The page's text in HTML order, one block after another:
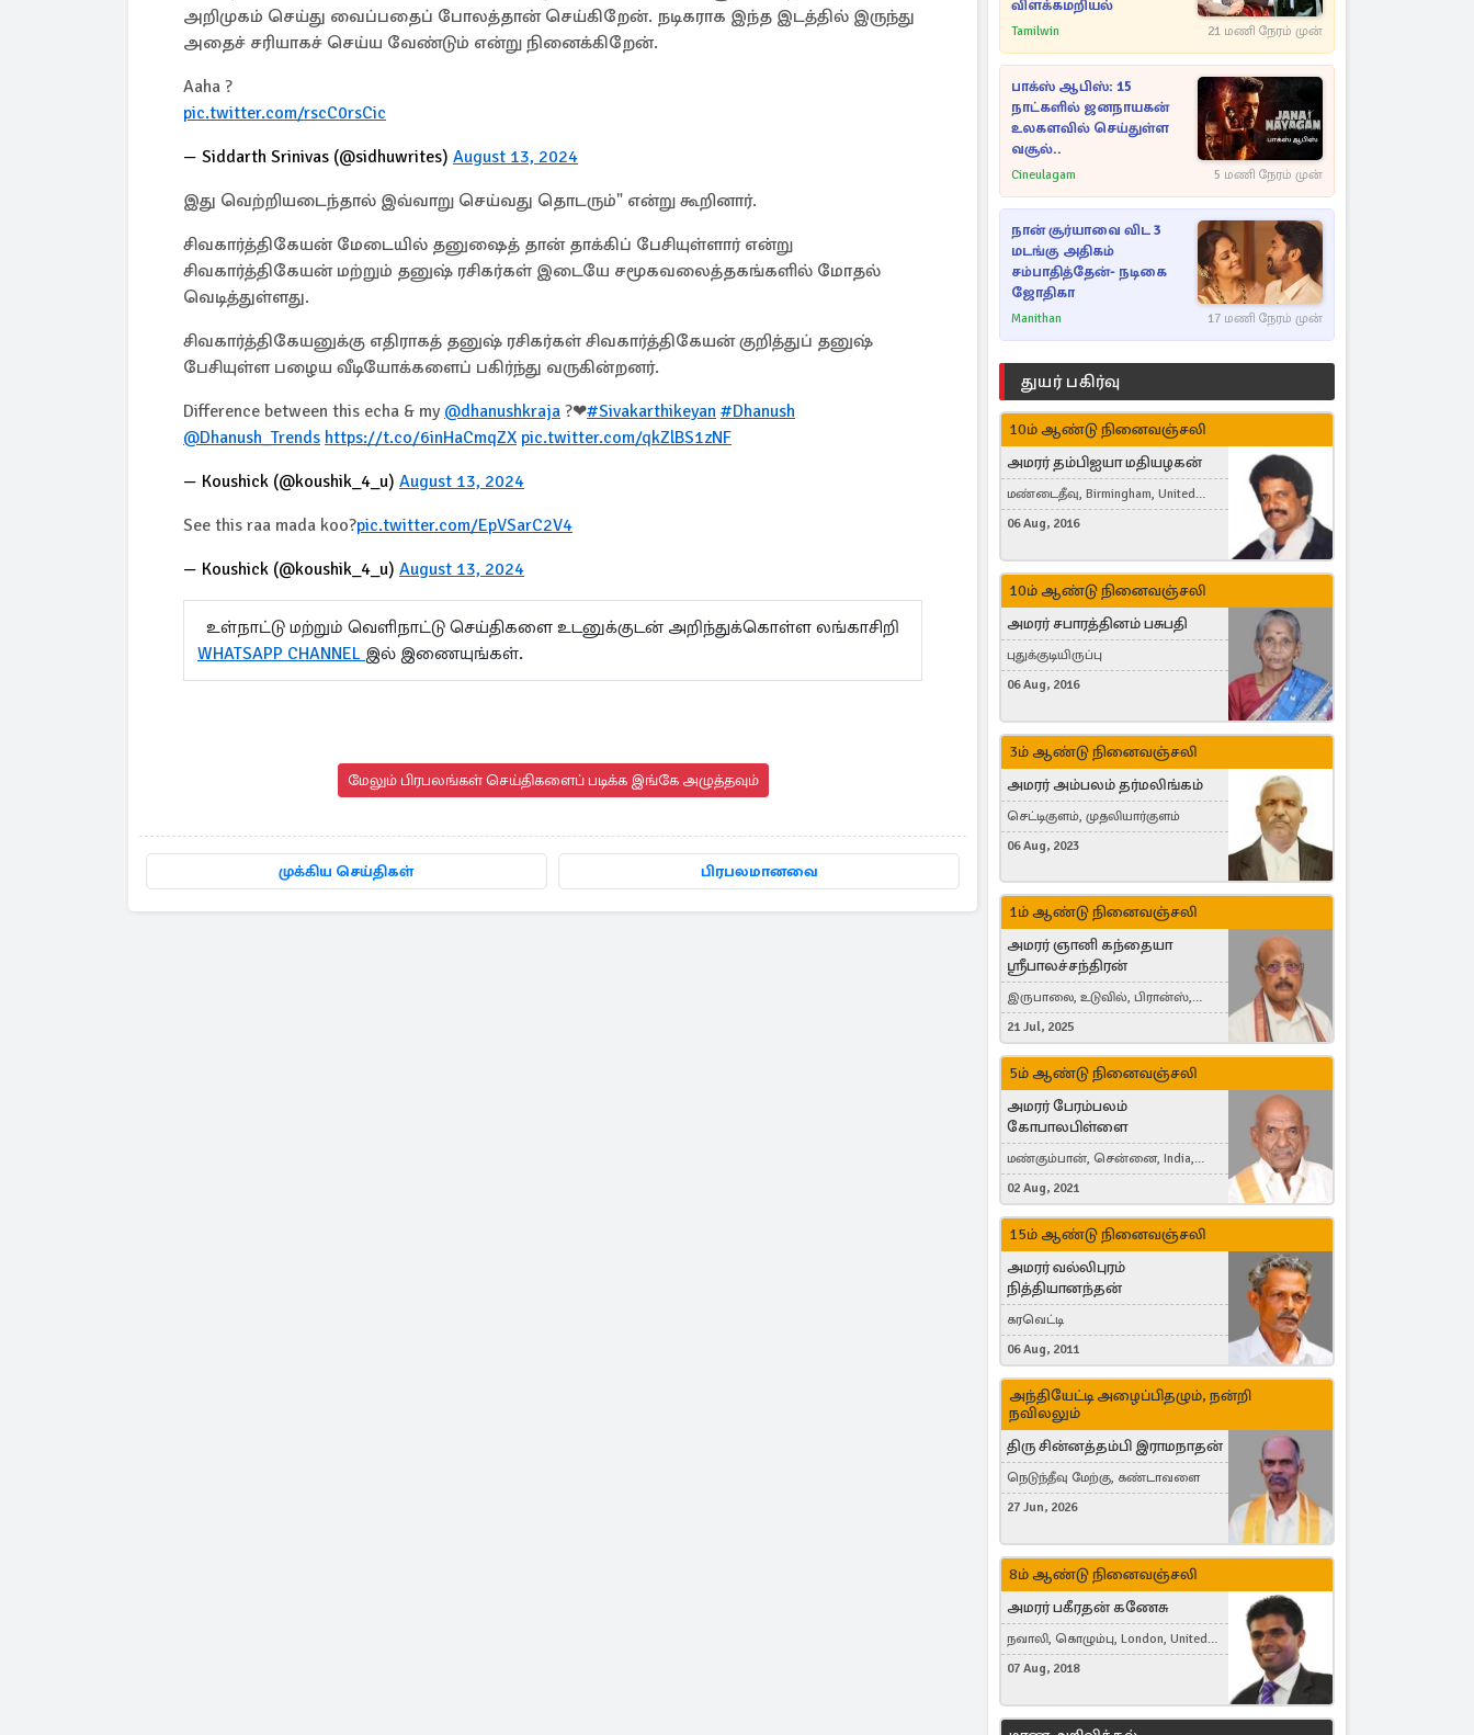
அறிமுகம் செய்து வைப்பதைப் போலத்தான் செய்கிறேன். நடிகராக இந்த இடத்தில் இருந்து
அதைச் சரியாகச் செய்ய வேண்டும் என்று நினைக்கிறேன்.
Aaha ?
pic.twitter.com/rscC0rsCic
— Siddarth Srinivas (@sidhuwrites) August 13, 2024
இது வெற்றியடைந்தால் இவ்வாறு செய்வது தொடரும்" என்று கூறினார்.
சிவகார்த்திகேயன் மேடையில் தனுஷைத் தான் தாக்கிப் பேசியுள்ளார் என்று
சிவகார்த்திகேயன் மற்றும் தனுஷ் ரசிகர்கள் இடையே சமூகவலைத்தகங்களில் மோதல்
வெடித்துள்ளது.
சிவகார்த்திகேயனுக்கு எதிராகத் தனுஷ் ரசிகர்கள் சிவகார்த்திகேயன் குறித்துப் தனுஷ்
பேசியுள்ள பழைய வீடியோக்களைப் பகிர்ந்து வருகின்றனர்.
Difference between this echa & my @dhanushkraja ?❤#Sivakarthikeyan #Dhanush
@Dhanush_Trends https://t.co/6inHaCmqZX pic.twitter.com/qkZlBS1zNF
— Koushick (@koushik_4_u) August 13, 2024
See this raa mada koo?pic.twitter.com/EpVSarC2V4
— Koushick (@koushik_4_u) August 13, 2024
உள்நாட்டு மற்றும் வெளிநாட்டு செய்திகளை உடனுக்குடன் அறிந்துக்கொள்ள லங்காசிறி
WHATSAPP CHANNEL இல் இணையுங்கள்.
மேலும் பிரபலங்கள் செய்திகளைப் படிக்க இங்கே அழுத்தவும்
முக்கிய செய்திகள் பிரபலமானவை
விளக்கமறியல்
Tamilwin 21 மணி நேரம் முன்
பாக்ஸ் ஆபிஸ்: 15
நாட்களில் ஜனநாயகன்
உலகளவில் செய்துள்ள
வசூல்..
Cineulagam 5 மணி நேரம் முன்
நான் சூர்யாவை விட 3
மடங்கு அதிகம்
சம்பாதித்தேன்- நடிகை
ஜோதிகா
Manithan 17 மணி நேரம் முன்
துயர் பகிர்வு
10ம் ஆண்டு நினைவஞ்சலி
அமரர் தம்பிஐயா மதியழகன்
மண்டைதீவு, Birmingham, United
Kingdom
06 Aug, 2016
10ம் ஆண்டு நினைவஞ்சலி
அமரர் சபாரத்தினம் பசுபதி
புதுக்குடியிருப்பு
06 Aug, 2016
3ம் ஆண்டு நினைவஞ்சலி
அமரர் அம்பலம் தர்மலிங்கம்
செட்டிகுளம், முதலியார்குளம்
06 Aug, 2023
1ம் ஆண்டு நினைவஞ்சலி
அமரர் ஞானி கந்தையா
ஸ்ரீபாலச்சந்திரன்
இருபாலை, உடுவில், பிரான்ஸ்,
France
21 Jul, 2025
5ம் ஆண்டு நினைவஞ்சலி
அமரர் பேரம்பலம்
கோபாலபிள்ளை
மண்கும்பான், சென்னை, India,
Cergy, France
02 Aug, 2021
15ம் ஆண்டு நினைவஞ்சலி
அமரர் வல்லிபுரம்
நித்தியானந்தன்
கரவெட்டி
06 Aug, 2011
அந்தியேட்டி அழைப்பிதழும், நன்றி
நவிலலும்
திரு சின்னத்தம்பி இராமநாதன்
நெடுந்தீவு மேற்கு, கண்டாவளை
27 Jun, 2026
8ம் ஆண்டு நினைவஞ்சலி
அமரர் பகீரதன் கணேசு
நவாலி, கொழும்பு, London, United
Kingdom
07 Aug, 2018